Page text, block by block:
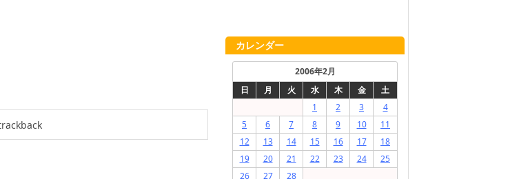
カレンダー
2006年2月
日
月 火 水 木 金
土
1
2 3
4
5
6 7 8 9 10
11
12
13 14 15 16 17
18
19
20 21 22 23 24
25
26
27
28